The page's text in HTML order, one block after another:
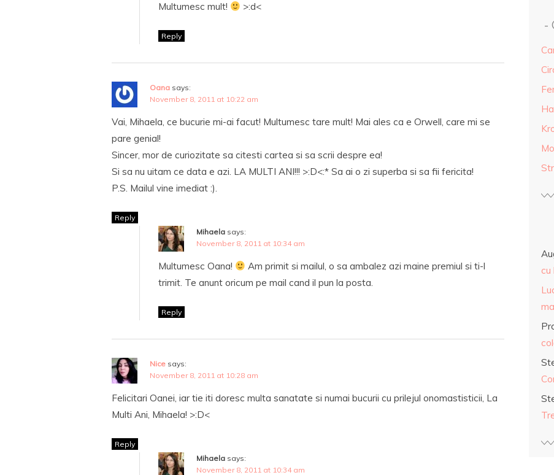
Multumesc mult! >:d<
Reply
Oana says:
November 8, 2011 at 10:22 am
Vai, Mihaela, ce bucurie mi-ai facut! Multumesc tare mult! Mai ales ca e Orwell, care mi se
pare genial!
Sincer, mor de curiozitate sa citesti cartea si sa scrii despre ea!
Si sa nu uitam ce data e azi. LA MULTI ANI!!! >:D<:* Sa ai o zi superba si sa fii fericita!
P.S. Mailul vine imediat :).
Reply
Mihaela says:
November 8, 2011 at 10:34 am
Multumesc Oana!
Am primit si mailul, o sa ambalez azi maine premiul si ti-l
trimit. Te anunt oricum pe mail cand il pun la posta.
Reply
Nice says:
November 8, 2011 at 10:28 am
Felicitari Oanei, iar tie iti doresc multa sanatate si numai bucurii cu prilejul onomastisticii, La
Multi Ani, Mihaela! >:D<
Reply
Mihaela says:
November 8, 2011 at 10:34 am
-
cu